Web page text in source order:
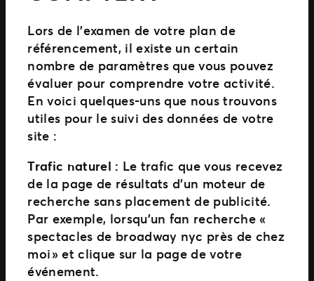
Lors de l’examen de votre plan de
référencement, il existe un certain
nombre de paramètres que vous pouvez
évaluer pour comprendre votre activité.
En voici quelques-uns que nous trouvons
utiles pour le suivi des données de votre
site :
Trafic naturel : Le trafic que vous recevez
de la page de résultats d’un moteur de
recherche sans placement de publicité.
Par exemple, lorsqu’un fan recherche «
spectacles de broadway nyc près de chez
moi » et clique sur la page de votre
événement.